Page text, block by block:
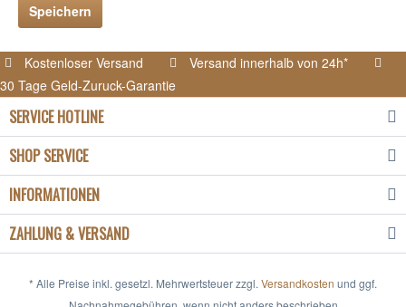
Speichern
Kostenloser Versand
Versand innerhalb von 24h*
30 Tage Geld-Zuruck-Garantie
SERVICE HOTLINE
SHOP SERVICE
INFORMATIONEN
ZAHLUNG & VERSAND
* Alle Preise inkl. gesetzl. Mehrwertsteuer zzgl. Versandkosten und ggf.